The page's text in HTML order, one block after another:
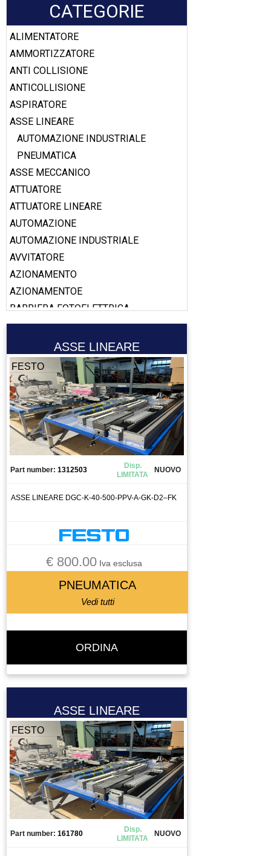
CATEGORIE
ALIMENTATORE
AMMORTIZZATORE
ANTI COLLISIONE
ANTICOLLISIONE
ASPIRATORE
ASSE LINEARE
AUTOMAZIONE INDUSTRIALE
PNEUMATICA
ASSE MECCANICO
ATTUATORE
ATTUATORE LINEARE
AUTOMAZIONE
AUTOMAZIONE INDUSTRIALE
AVVITATORE
AZIONAMENTO
AZIONAMENTOE
BARRIERA FOTOELETTRICA
BATTERIA
BILANCIATORE
BOBINA
BOOSTER
CABLAGGIO
CALAMITA
CALIBRO
CAMERA
CARICA BATTERIA
CENTRALINA
CENTRALINA IDRAULICA
CHIUSURA PNEUMATICA
CHIUSURA PNEUMATICAA
CIABATTA DI CONNESSIONE
CILINDRO
CIRCUITO STAMPATOTO
CONDENSATORE
CONNETTORE
CONO
CONTATTO
CONTATTO AUSILIARIO
CONTATTORE
CONTATTOREORE
ASSE LINEARE
FESTO
Part number: 1312503
Disp.
LIMITATA
NUOVO
ASSE LINEARE DGC-K-40-500-PPV-A-GK-D2–FK
€ 800.00Iva esclusa
PNEUMATICA
Vedi tutti
ORDINA
ASSE LINEARE
FESTO
Part number: 161780
Disp.
LIMITATA
NUOVO